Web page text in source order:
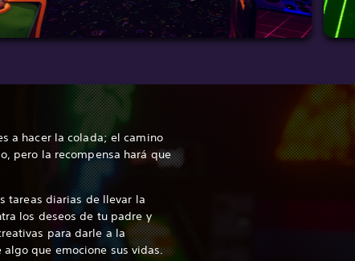
a hacer la colada; el camino
pero la recompensa hará que
tareas diarias de llevar la
los deseos de tu padre y
para darle a la
que emocione sus vidas.